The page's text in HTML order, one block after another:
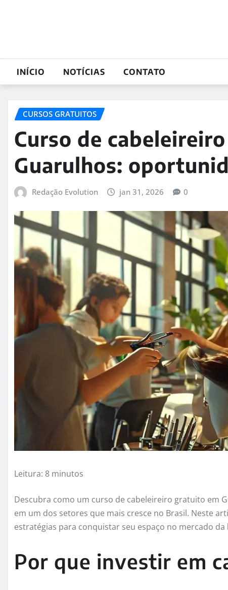
INÍCIO NOTÍCIAS CONTATO
CURSOS GRATUITOS
Curso de
Guarulhos:
Redação Evolution jan 31, 2026 0
Leitura: 8 minutos
Descubra como um curso de cabeleireiro gratuito em
em um dos setores que mais cresce no Brasil. Neste
estratégias para conquistar seu espaço no mercado
Por que investir em